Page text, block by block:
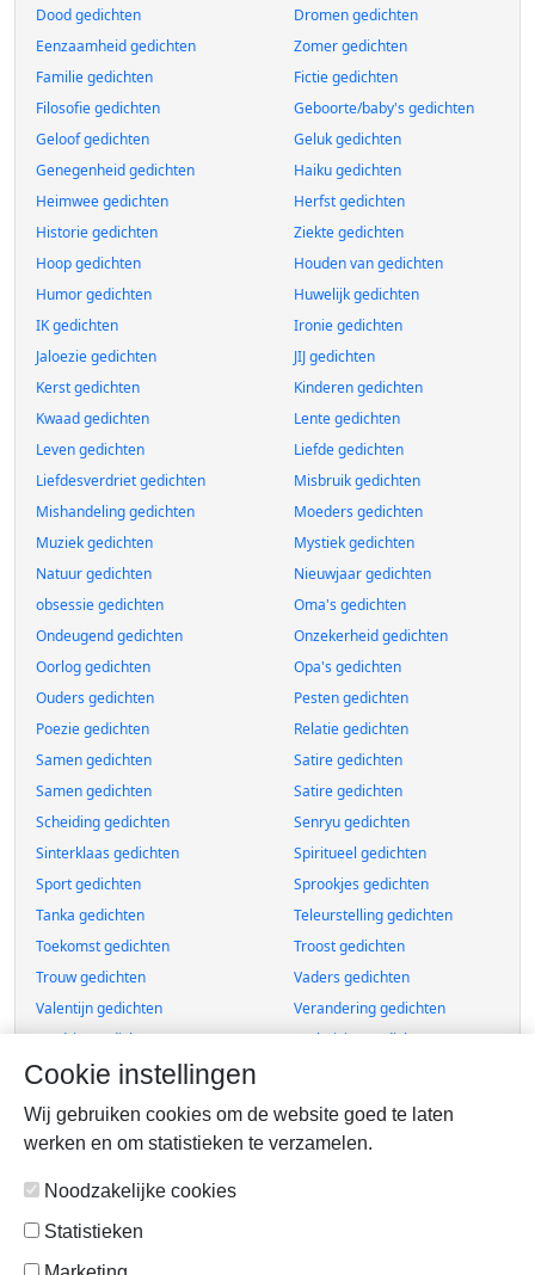
Dood gedichten
Dromen gedichten
Eenzaamheid gedichten
Zomer gedichten
Familie gedichten
Fictie gedichten
Filosofie gedichten
Geboorte/baby's gedichten
Geloof gedichten
Geluk gedichten
Genegenheid gedichten
Haiku gedichten
Heimwee gedichten
Herfst gedichten
Historie gedichten
Ziekte gedichten
Hoop gedichten
Houden van gedichten
Humor gedichten
Huwelijk gedichten
IK gedichten
Ironie gedichten
Jaloezie gedichten
JIJ gedichten
Kerst gedichten
Kinderen gedichten
Kwaad gedichten
Lente gedichten
Leven gedichten
Liefde gedichten
Liefdesverdriet gedichten
Misbruik gedichten
Mishandeling gedichten
Moeders gedichten
Muziek gedichten
Mystiek gedichten
Natuur gedichten
Nieuwjaar gedichten
obsessie gedichten
Oma's gedichten
Ondeugend gedichten
Onzekerheid gedichten
Oorlog gedichten
Opa's gedichten
Ouders gedichten
Pesten gedichten
Poezie gedichten
Relatie gedichten
Samen gedichten
Satire gedichten
Samen gedichten
Satire gedichten
Scheiding gedichten
Senryu gedichten
Sinterklaas gedichten
Spiritueel gedichten
Sport gedichten
Sprookjes gedichten
Tanka gedichten
Teleurstelling gedichten
Toekomst gedichten
Troost gedichten
Trouw gedichten
Vaders gedichten
Valentijn gedichten
Verandering gedichten
Verdriet gedichten
Verhuizing gedichten
Verhalen gedichten
Verlies gedichten
Verslaving gedichten
Zelfmoord gedichten
Vroeger/Herinneringen gedichten
Cookie instellingen
Wij gebruiken cookies om de website goed te laten
werken en om statistieken te verzamelen.
Noodzakelijke cookies
Statistieken